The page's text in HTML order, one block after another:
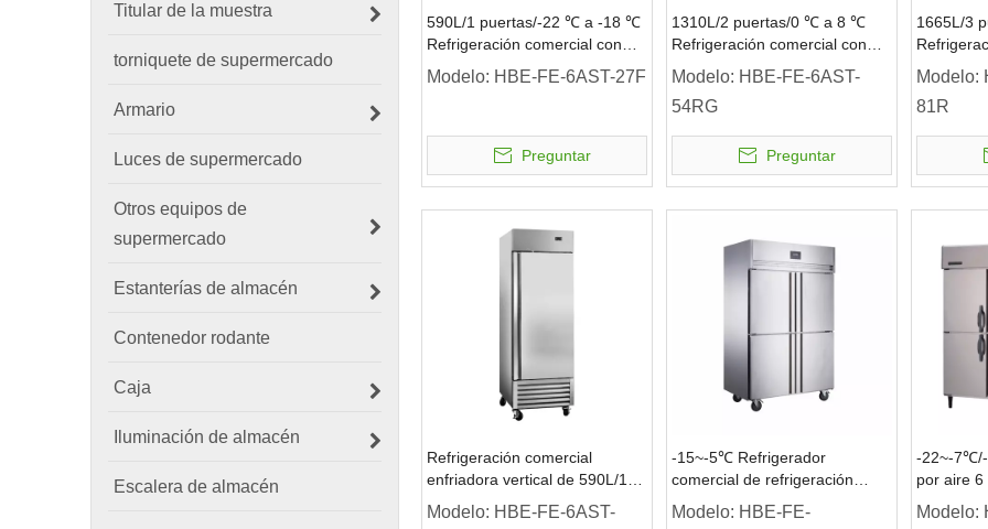
Titular de la muestra
torniquete de supermercado
Armario
Luces de supermercado
Otros equipos de
supermercado
Estanterías de almacén
Contenedor rodante
Caja
Iluminación de almacén
Escalera de almacén
590L/1 puertas/-22 ℃ a -18 ℃
Refrigeración comercial con
congelador vertical
Modelo: HBE-FE-6AST-27F
Preguntar
1310L/2 puertas/0 ℃ a 8 ℃
Refrigeración comercial con
puerta de vidrio enfriador
vertical
Modelo: HBE-FE-6AST-
54RG
Preguntar
1665L/3
Modelo:
81R
Refrigeración comercial
enfriadora vertical de 590L/1
puerta/0~ 8°C
Modelo: HBE-FE-6AST-
-15~-5℃ Refrigerador
comercial de refrigeración
estática, refrigerador vertical
de 4 puertas sólidas
Modelo: HBE-FE-
-22~-
por aire 6
Modelo: